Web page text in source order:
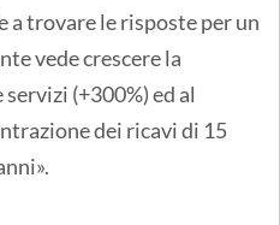
a trovare le risposte per un
vede crescere la
(+300%) ed al
dei ricavi di 15